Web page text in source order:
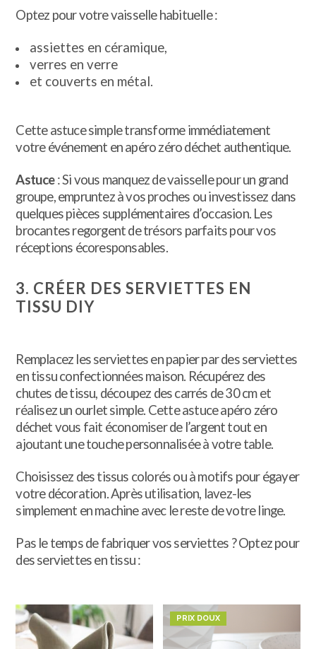
Optez pour votre vaisselle habituelle :
assiettes en céramique,
verres en verre
et couverts en métal.
Cette astuce simple transforme immédiatement
votre événement en apéro zéro déchet authentique.
Astuce: Si vous manquez de vaisselle pour un grand
groupe, empruntez à vos proches ou investissez dans
quelques pièces supplémentaires d’occasion. Les
brocantes regorgent de trésors parfaits pour vos
réceptions écoresponsables.
3. CRÉER DES SERVIETTES EN
TISSU DIY
Remplacez les serviettes en papier par des serviettes
en tissu confectionnées maison. Récupérez des
chutes de tissu, découpez des carrés de 30 cm et
réalisez un ourlet simple. Cette astuce apéro zéro
déchet vous fait économiser de l’argent tout en
ajoutant une touche personnalisée à votre table.
Choisissez des tissus colorés ou à motifs pour égayer
votre décoration. Après utilisation, lavez-les
simplement en machine avec le reste de votre linge.
Pas le temps de fabriquer vos serviettes ? Optez pour
des serviettes en tissu :
PRIX DOUX